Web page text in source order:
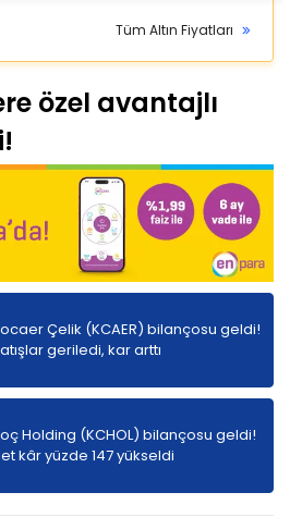
Tüm Altın Fiyatları
özel avantajlı
Çelik (KCAER) bilançosu geldi!
geriledi, kar arttı
Holding (KCHOL) bilançosu geldi!
kâr yüzde 147 yükseldi